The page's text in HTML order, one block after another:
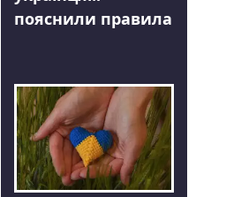
пояснили правила